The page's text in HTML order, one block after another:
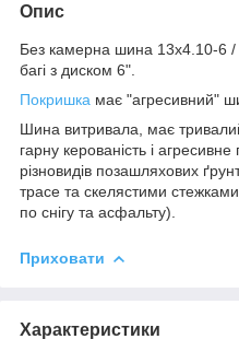
Опис
Без камерна шина 13х4.10-6
багі з диском 6".
Покришка має "агресивний"
Шина витривала, має
гарну керованість і
різновидів позашляхових
трасе та скелястими
по снігу та асфальту).
Приховати
Характеристики